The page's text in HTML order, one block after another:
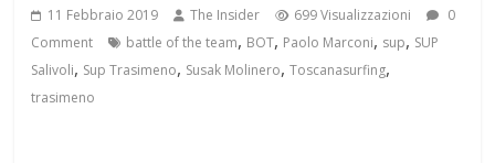
11 Febbraio 2019 The Insider 699 Visualizzazioni
0
Comment
battle of the team, BOT, Paolo Marconi, sup, SUP
Salivoli, Sup Trasimeno, Susak Molinero,Toscanasurfing,
trasimeno